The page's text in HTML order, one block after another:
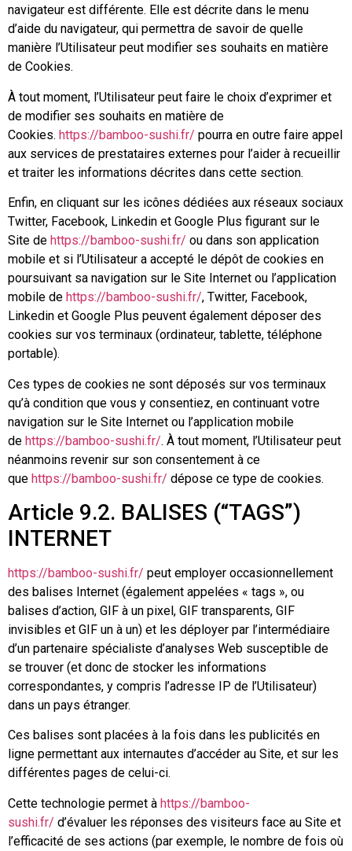
navigateur est différente. Elle est décrite dans le menu
d’aide du navigateur, qui permettra de savoir de quelle
manière l’Utilisateur peut modifier ses souhaits en matière
de Cookies.
À tout moment, l’Utilisateur peut faire le choix d’exprimer et
de modifier ses souhaits en matière de
Cookies. https://bamboo-sushi.fr/ pourra en outre faire appel
aux services de prestataires externes pour l’aider à recueillir
et traiter les informations décrites dans cette section.
Enfin, en cliquant sur les icônes dédiées aux réseaux sociaux
Twitter, Facebook, Linkedin et Google Plus figurant sur le
Site de https://bamboo-sushi.fr/ ou dans son application
mobile et si l’Utilisateur a accepté le dépôt de cookies en
poursuivant sa navigation sur le Site Internet ou l’application
mobile de https://bamboo-sushi.fr/, Twitter, Facebook,
Linkedin et Google Plus peuvent également déposer des
cookies sur vos terminaux (ordinateur, tablette, téléphone
portable).
Ces types de cookies ne sont déposés sur vos terminaux
qu’à condition que vous y consentiez, en continuant votre
navigation sur le Site Internet ou l’application mobile
de https://bamboo-sushi.fr/. À tout moment, l’Utilisateur peut
néanmoins revenir sur son consentement à ce
que https://bamboo-sushi.fr/ dépose ce type de cookies.
Article 9.2. BALISES (“TAGS”)
INTERNET
https://bamboo-sushi.fr/ peut employer occasionnellement
des balises Internet (également appelées « tags », ou
balises d’action, GIF à un pixel, GIF transparents, GIF
invisibles et GIF un à un) et les déployer par l’intermédiaire
d’un partenaire spécialiste d’analyses Web susceptible de
se trouver (et donc de stocker les informations
correspondantes, y compris l’adresse IP de l’Utilisateur)
dans un pays étranger.
Ces balises sont placées à la fois dans les publicités en
ligne permettant aux internautes d’accéder au Site, et sur les
différentes pages de celui-ci.
Cette technologie permet à https://bamboo-
sushi.fr/ d’évaluer les réponses des visiteurs face au Site et
l’efficacité de ses actions (par exemple, le nombre de fois où